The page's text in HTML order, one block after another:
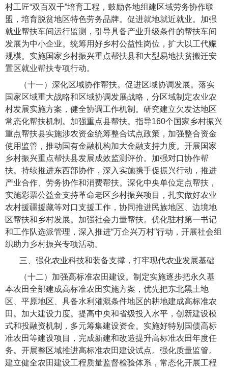
村工匠“双百双千”培育工程，鼓励各地组建区域劳务协作联
盟，培育脱贫地区特色劳务品牌。促进就地就近就业。加强
就业帮扶车间运行监测，引导具备产业升级条件的帮扶车间
发展为中小企业。统筹用好乡村公益性岗位，扩大以工代赈
规模。实施国家乡村振兴重点帮扶县和大型易地扶贫搬迁安
置区就业帮扶专项行动。
（十一）深化区域协作帮扶。促进区域协调发展。落实
国家区域重大战略和区域协调发展战略，分区域制定农业农
村发展实施方案，健全协调工作机制。研究建立欠发达地区
常态化帮扶机制。加强重点县帮扶。指导160个国家乡村振兴
重点帮扶县实施涉农资金统筹整合试点政策，加强整合资金
使用监管，推动国有金融机构加大金融支持力度。开展国家
乡村振兴重点帮扶县发展成效监测评价。加强对口协作帮
扶。持续推进东西部协作，深入实施携手促振兴行动，推进
产业合作、劳务协作和消费帮扶。深化中央单位定点帮扶，
实施彩票公益金支持革命老区乡村振兴项目，扎实做好农业
农村援疆援藏等对口支援工作，协同推进民族地区、边境地
区帮扶和乡村发展。加强社会力量帮扶。优化驻村第一书记
和工作队选派管理，深入推进“万企兴万村”行动，开展社会组
织助力乡村振兴专项活动。
三、强化农业科技和装备支撑，打牢现代农业发展基础
（十二）加强高标准农田建设。制定实施逐步把永久基
本农田全部建成高标准农田实施方案，优先把东北黑土地
区、平原地区、具备水利灌溉条件地区的耕地建成高标准农
田。加大建设力度。提高中央和省级投入水平，创新建设模
式和投融资机制，多元筹集建设资金。实施好特别国债高标
准农田等建设项目，完成新建和改造提升高标准农田年度任
务。开展整区域推进高标准农田建设试点。强化质量监管。
建立健全农田建设工程质量监督检验体系，常态化开展工程